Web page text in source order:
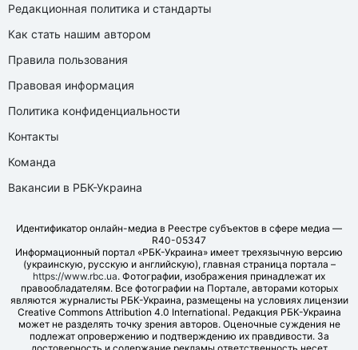
Редакционная политика и стандарты
Как стать нашим автором
Правила пользования
Правовая информация
Политика конфиденциальности
Контакты
Команда
Вакансии в РБК-Украина
Идентификатор онлайн-медиа в Реестре субъектов в сфере медиа —
R40-05347
Информационный портал «РБК-Украина» имеет трехязычную версию
(украинскую, русскую и английскую), главная страница портала –
https://www.rbc.ua. Фотографии, изображения принадлежат их
правообладателям. Все фотографии на Портале, авторами которых
являются журналисты РБК-Украина, размещены на условиях лицензии
Creative Commons Attribution 4.0 International. Редакция РБК-Украина
может не разделять точку зрения авторов. Оценочные суждения не
подлежат опровержению и подтверждению их правдивости. За